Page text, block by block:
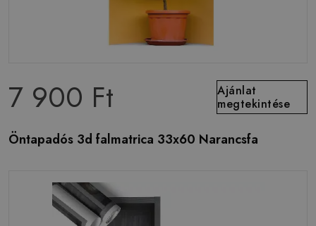
7 900 Ft
Ajánlat
megtekintése
Öntapadós 3d falmatrica 33x60 Narancsfa